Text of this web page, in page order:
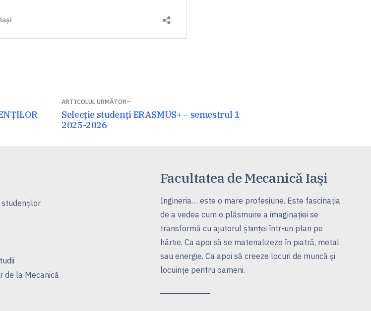
ARTICOLUL URMĂTOR
Articolul
următor:
Selecție studenți ERASMUS+ – semestrul 1
2025-2026
studenţilor
de la Mecanică
Facultatea de Mecanică Iaşi
Ingineria… este o mare profesiune. Este fascinaţia
de a vedea cum o plăsmuire a imaginaţiei se
transformă cu ajutorul ştiinţei într-un plan pe
hârtie. Ca apoi să se materializeze în piatră, metal
sau energie. Ca apoi să creeze locuri de muncă şi
locuinţe pentru oameni.